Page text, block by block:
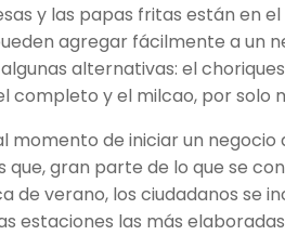
y las papas fritas están en
agregar fácilmente a un
alternativas: el
completo y el milcao, por solo
momento de iniciar un negocio
gran parte de lo que se
de verano, los ciudadanos se
estaciones las más